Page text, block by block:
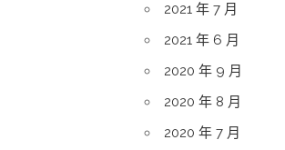
2021 年 7 月
2021 年 6 月
2020 年 9 月
2020 年 8 月
2020 年 7 月